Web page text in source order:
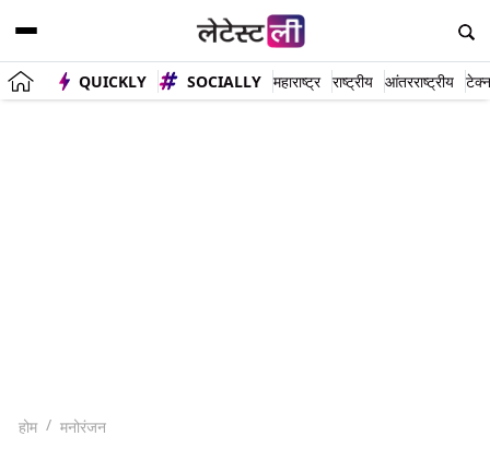
QUICKLY SOCIALLY महाराष्ट्र राष्ट्रीय आंतरराष्ट्रीय
होम मनोरंजन